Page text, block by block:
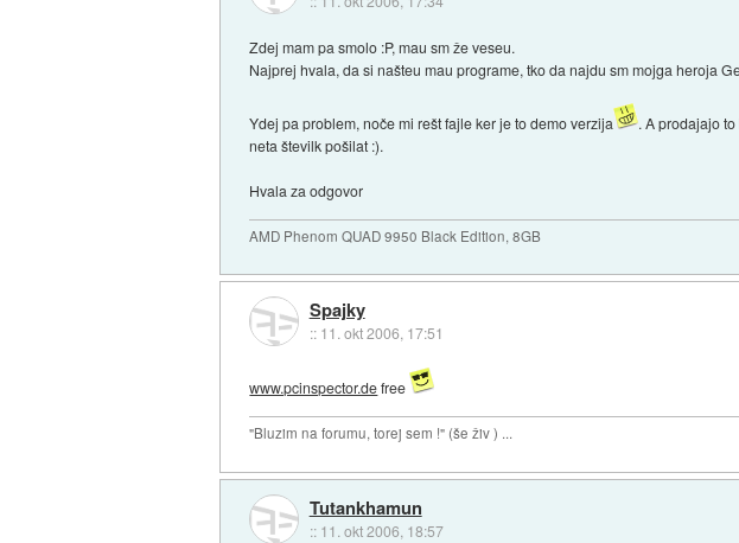
Zdej mam pa smolo :P, mau sm že veseu.
Najprej hvala, da si našteu mau programe, tko da najdu sm mojga heroja
Ydej pa problem, noče mi rešt fajle ker je to demo verzija
. A prodajajo
neta številk pošilat :).
Hvala za odgovor
AMD Phenom QUAD 9950 Black Edition, 8GB
Spajky
:: 11. okt 2006, 17:51
www.pcinspector.defree
"Bluzim na forumu, torej sem !" (še živ ) ...
Tutankhamun
:: 11. okt 2006, 18:57